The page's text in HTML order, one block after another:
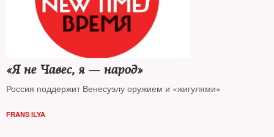
«Я не Чавес, я — народ»
Россия поддержит Венесуэлу оружием и «жигулями»
FRANS ILYA